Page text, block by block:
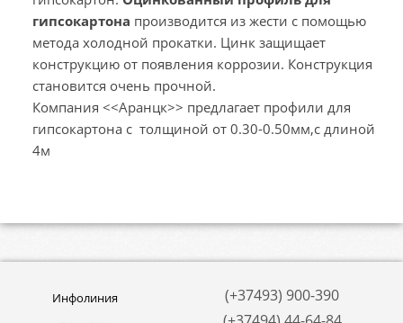
гипсокартона производится из жести с помощью
метода холодной прокатки. Цинк защищает
конструкцию от появления коррозии. Конструкция
становится очень прочной.
Компания <<Аранцк>> предлагает профили для
гипсокартона с толщиной от 0.30-0.50мм,с длиной
4м
Инфолиния
(+37493) 900-390